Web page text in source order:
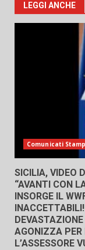
LEGGI ANCHE
Comunicati
SICILIA, VIDEO
“AVANTI CON
INSORGE IL
AGONIZZA
L’ASSESSORE